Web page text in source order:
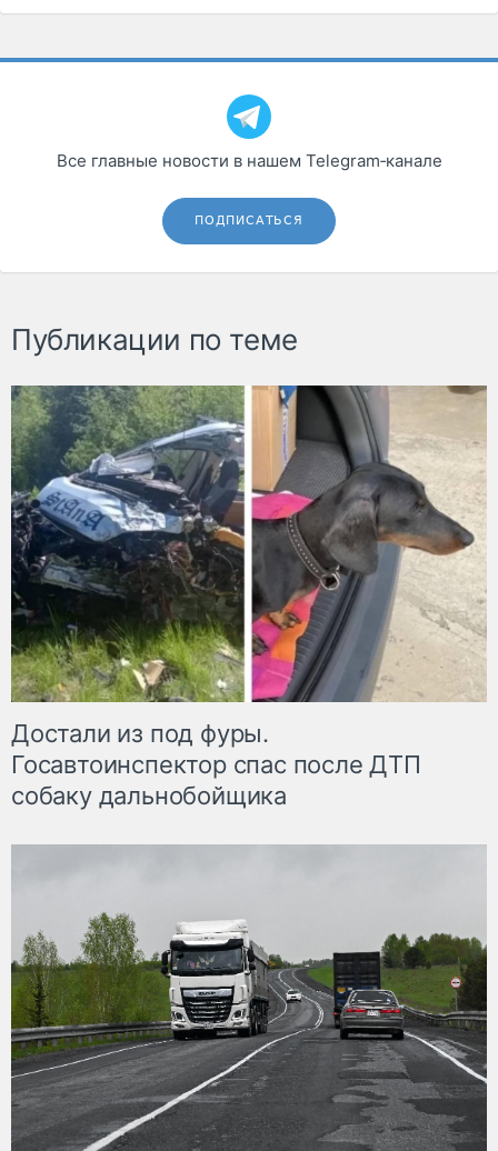
Все главные новости в нашем Telegram‑канале
ПОДПИСАТЬСЯ
Публикации по теме
Достали из под фуры.
Госавтоинспектор спас после ДТП
собаку дальнобойщика